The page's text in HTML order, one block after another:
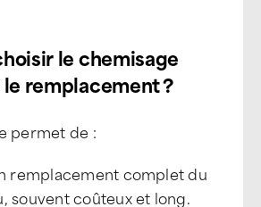
le chemisage
remplacement ?
permet de :
remplacement complet du
souvent coûteux et long.